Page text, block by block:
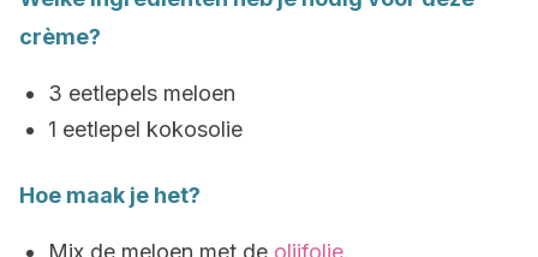
crème?
3 eetlepels meloen
1 eetlepel kokosolie
Hoe maak je het?
Mix de meloen met de olijfolie.